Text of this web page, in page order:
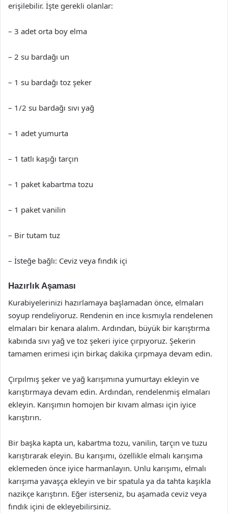
erişilebilir. İşte gerekli olanlar:
– 3 adet orta boy elma
– 2 su bardağı un
– 1 su bardağı toz şeker
– 1/2 su bardağı sıvı yağ
– 1 adet yumurta
– 1 tatlı kaşığı tarçın
– 1 paket kabartma tozu
– 1 paket vanilin
– Bir tutam tuz
– İsteğe bağlı: Ceviz veya fındık içi
Hazırlık Aşaması
Kurabiyelerinizi hazırlamaya başlamadan önce, elmaları
soyup rendeliyoruz. Rendenin en ince kısmıyla rendelenen
elmaları bir kenara alalım. Ardından, büyük bir karıştırma
kabında sıvı yağ ve toz şekeri iyice çırpıyoruz. Şekerin
tamamen erimesi için birkaç dakika çırpmaya devam edin.
Çırpılmış şeker ve yağ karışımına yumurtayı ekleyin ve
karıştırmaya devam edin. Ardından, rendelenmiş elmaları
ekleyin. Karışımın homojen bir kıvam alması için iyice
karıştırın.
Bir başka kapta un, kabartma tozu, vanilin, tarçın ve tuzu
karıştırarak eleyin. Bu karışımı, özellikle elmalı karışıma
eklemeden önce iyice harmanlayın. Unlu karışımı, elmalı
karışıma yavaşça ekleyin ve bir spatula ya da tahta kaşıkla
nazikçe karıştırın. Eğer isterseniz, bu aşamada ceviz veya
fındık içini de ekleyebilirsiniz.